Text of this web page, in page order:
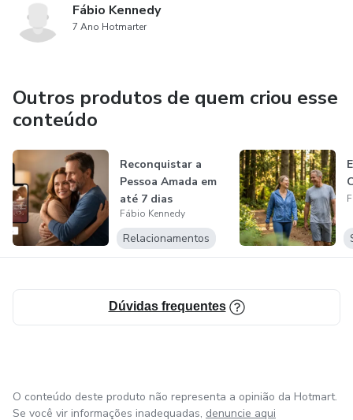
Fábio Kennedy
7 Ano Hotmarter
Outros produtos de quem criou esse
conteúdo
Reconquistar a
Pessoa Amada em
até 7 dias
Fábio Kennedy
Relacionamentos
Dúvidas frequentes
O conteúdo deste produto não representa a opinião da Hotmart.
Se você vir informações inadequadas, denuncie aqui